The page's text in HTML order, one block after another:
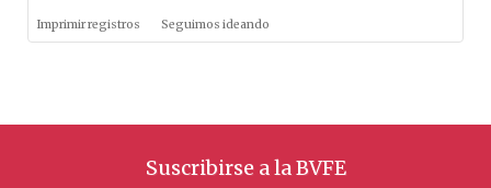
Imprimir registros Seguimos ideando
Suscribirse a la BVFE